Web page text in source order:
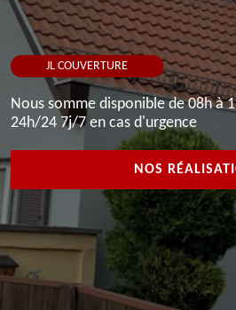
JL COUVERTURE
Nous somme disponible de 08h à
24h/24 7j/7 en cas d'urgence
NOS